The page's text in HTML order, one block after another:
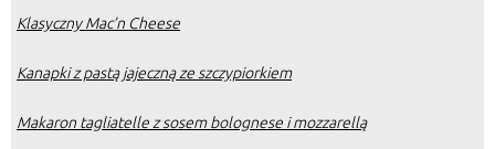
Klasyczny Mac’n Cheese
Kanapki z pastą jajeczną ze szczypiorkiem
Makaron tagliatelle z sosem bolognese i mozzarellą